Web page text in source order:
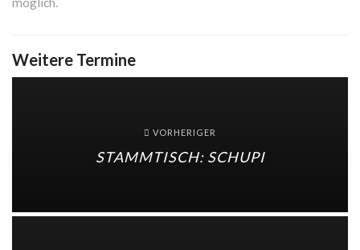
Weitere Termine
VORHERIGER
STAMMTISCH: SCHUPI